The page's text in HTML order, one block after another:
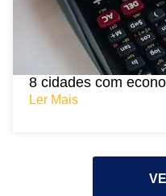
8 cidades com
Ler Mais